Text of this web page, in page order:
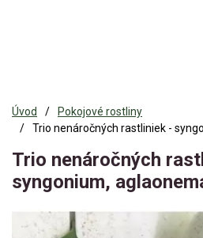
Úvod
Pokojové rostliny
Trio nenáročných rastliniek -
Trio nenáročných
syngonium,